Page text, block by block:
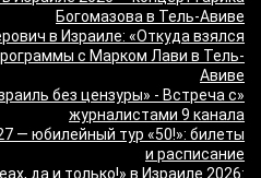
Богомазова в Тель-Авиве
в Израиле: «Откуда взялся
с Марком Лави в Тель-
Авиве
без цензуры» - Встреча с
журналистами 9 канала
— юбилейный тур «50!»: билеты
и расписание
да и только!» в Израиле 2026: